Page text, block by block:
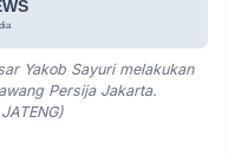
Yakob Sayuri melakukan
Persija Jakarta.